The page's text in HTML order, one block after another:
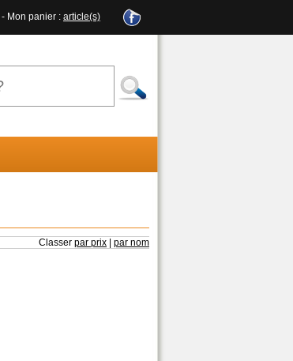
- Mon panier : article(s)
Classer par prix par nom